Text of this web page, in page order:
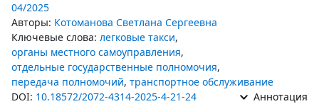
04/2025
Авторы: Котоманова Светлана Сергеевна
Ключевые слова: легковые такси,
органы местного самоуправления,
отдельные государственные полномочия,
передача полномочий, транспортное обслуживание
DOI: 10.18572/2072-4314-2025-4-21-24 Аннотация